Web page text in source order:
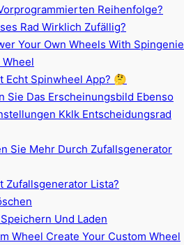
Reihenfolge?
Rad Wirklich Zufällig?
Your Own Wheels With Spingenie
Echt Spinwheel App? 🤔
Sie Das Erscheinungsbild Ebenso
Kklk Entscheidungsrad
Sie Mehr Durch Zufallsgenerator
Zufallsgenerator Lista?
Und Laden
Wheel Create Your Custom Wheel